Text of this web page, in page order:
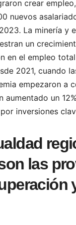
crear
nuevos
La minería y
un
en el empleo
2021, cuando
empezaron a
aumentado un
inversiones
las